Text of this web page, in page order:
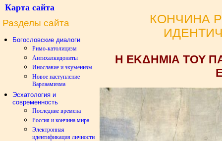
Карта сайта
Разделы сайта
Богословские диалоги
Римо-католицизм
Антихалкидониты
Инославие и экуменизм
Новое наступление
Варлаамизма
Эсхатология и
современность
Последние времена
Россия и кончина мира
Электронная
идентификация личности
КОНЧИНА
Η ΕΚΔΗΜΙΑ ΤΟΥ